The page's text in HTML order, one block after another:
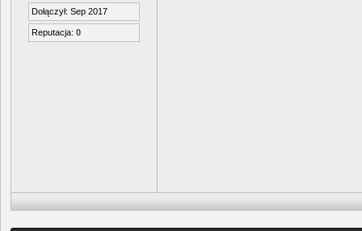
Dołączył: Sep 2017
Reputacja: 0